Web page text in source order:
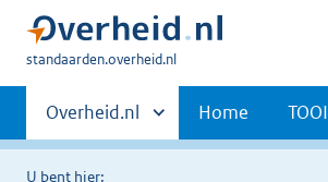
U
hier:
standaarden.overheid.nl
Primaire
navigatie
Andere
sites
binnen
Overheid.nl Home TOOI
U bent hier: